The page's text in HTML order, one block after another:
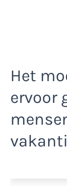
Het
ervoor